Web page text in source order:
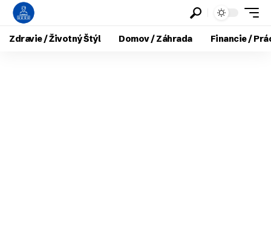
Zdravie / Životný Štýl Domov / Záhrada Financie /